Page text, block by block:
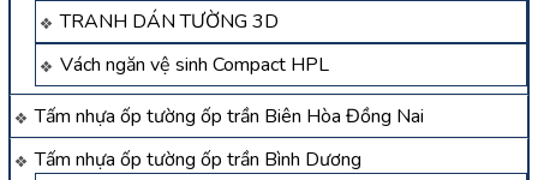
TRANH DÁN TƯỜNG 3D
Vách ngăn vệ sinh Compact HPL
Tấm nhựa ốp tường ốp trần Biên Hòa Đồng Nai
Tấm nhựa ốp tường ốp trần Bình Dương